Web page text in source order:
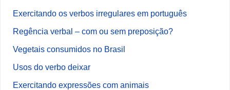
Exercitando os verbos irregulares em português
Regência verbal – com ou sem preposição?
Vegetais consumidos no Brasil
Usos do verbo deixar
Exercitando expressões com animais